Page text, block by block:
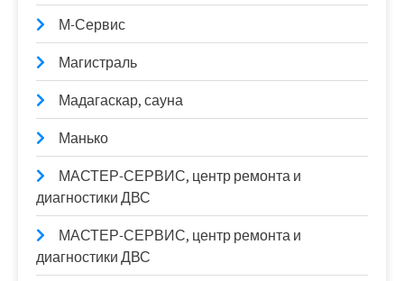
М-Сервис
Магистраль
Мадагаскар, сауна
Манько
МАСТЕР-СЕРВИС, центр ремонта и
диагностики ДВС
МАСТЕР-СЕРВИС, центр ремонта и
диагностики ДВС